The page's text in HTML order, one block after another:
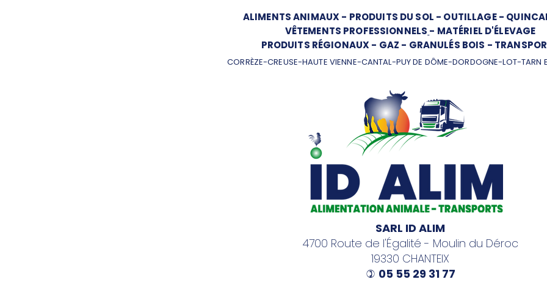
ALIMENTS ANIMAUX- PRODUITS DU SOL - OUTILLAGE-
VÊTEMENTS PROFESSIONNELS - MATÉRIEL D'ÉLEVAGE
PRODUITS RÉGIONAUX- GAZ - GRANULÉS BOIS -
CORRÈZE-CREUSE-HAUTE VIENNE-CANTAL-PUY DE DÔME-DORDOGNE-LOT-TARN
SARL ID ALIM
4700 Route de l'Égalité - Moulin du Déroc
19330 CHANTEIX
) 05 55 29 31 77